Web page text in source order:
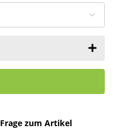
Frage zum Artikel